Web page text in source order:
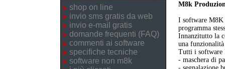
shop on line
invio sms gratis da web
invio e-mail gratis
domande frequenti (FAQ)
commenti ai software
specifiche tecniche
software non m8k
M8k
I software M8K
programma
Innanzitutto la
una
Tutti i software
- maschera di